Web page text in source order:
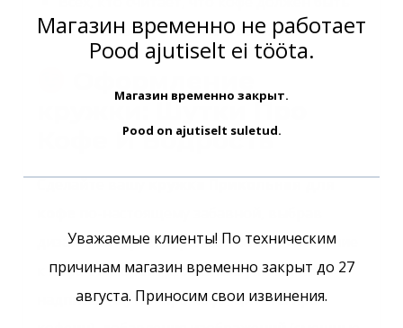
не только вкусным, но и веселым!
кружки: Шутки Про
Кофе И Бодрость
Сделайте вашукружка Прикольная для
дизайн, который отражает ваше отношение
к кофе с юмором. Для заказа уникальных
надписей (шутки про кофе, цитаты про
Магазин временно не работает
Pood ajutiselt ei tööta.
Магазин временно закрыт.
Pood on ajutiselt suletud.
Уважаемые клиенты! По техническим
причинам магазин временно закрыт до 27
августа. Приносим свои извинения.